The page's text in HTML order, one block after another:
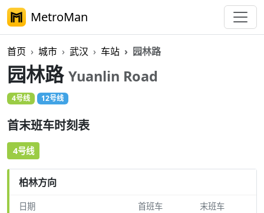
MetroMan
首页 城市 武汉 车站 园林路
园林路 Yuanlin Road
4号线 12号线
首末班车时刻表
4号线
柏林方向
日期 首班车 末班车